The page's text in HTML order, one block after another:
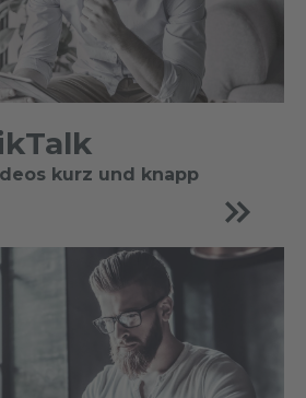
kurz und knapp